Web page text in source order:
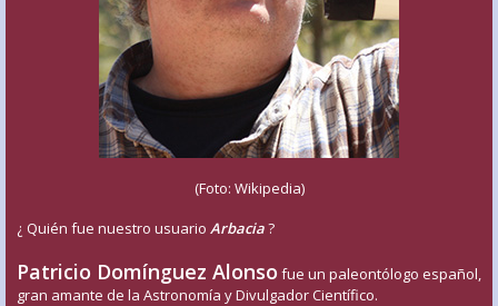
(Foto: Wikipedia)
¿ Quién fue nuestro usuario Arbacia?
Patricio Domínguez Alonso fue un paleontólogo español,
gran amante de la Astronomía y Divulgador Científico.